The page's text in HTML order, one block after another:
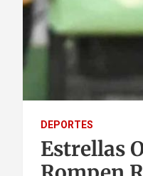
DEPORTES
Estrellas